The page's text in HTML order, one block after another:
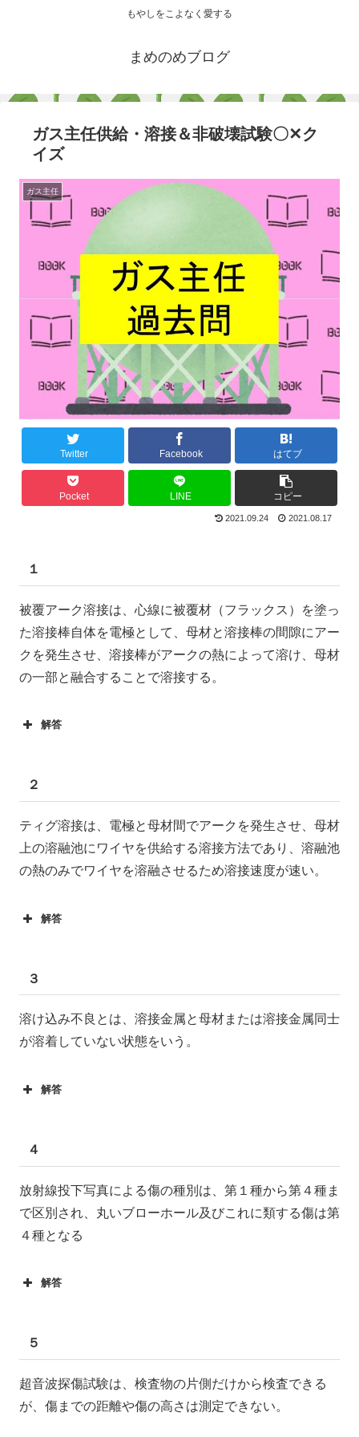
もやしをこよなく愛する
まめのめブログ
ガス主任供給・溶接＆非破壊試験〇✕ク
イズ
ガス主任
Twitter Facebook はてブ
Pocket LINE コピー
2021.09.24 2021.08.17
１
被覆アーク溶接は、心線に被覆材（フラックス）を塗っ
た溶接棒自体を電極として、母材と溶接棒の間隙にアー
クを発生させ、溶接棒がアークの熱によって溶け、母材
の一部と融合することで溶接する。
解答
２
ティグ溶接は、電極と母材間でアークを発生させ、母材
上の溶融池にワイヤを供給する溶接方法であり、溶融池
の熱のみでワイヤを溶融させるため溶接速度が速い。
解答
３
溶け込み不良とは、溶接金属と母材または溶接金属同士
が溶着していない状態をいう。
解答
４
放射線投下写真による傷の種別は、第１種から第４種ま
で区別され、丸いブローホール及びこれに類する傷は第
４種となる
解答
５
超音波探傷試験は、検査物の片側だけから検査できる
が、傷までの距離や傷の高さは測定できない。